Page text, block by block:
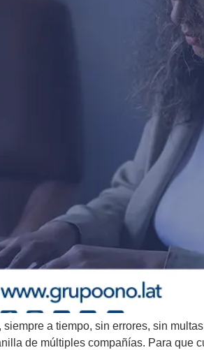
a tiempo, sin errores, sin
de múltiples compañías. Para que